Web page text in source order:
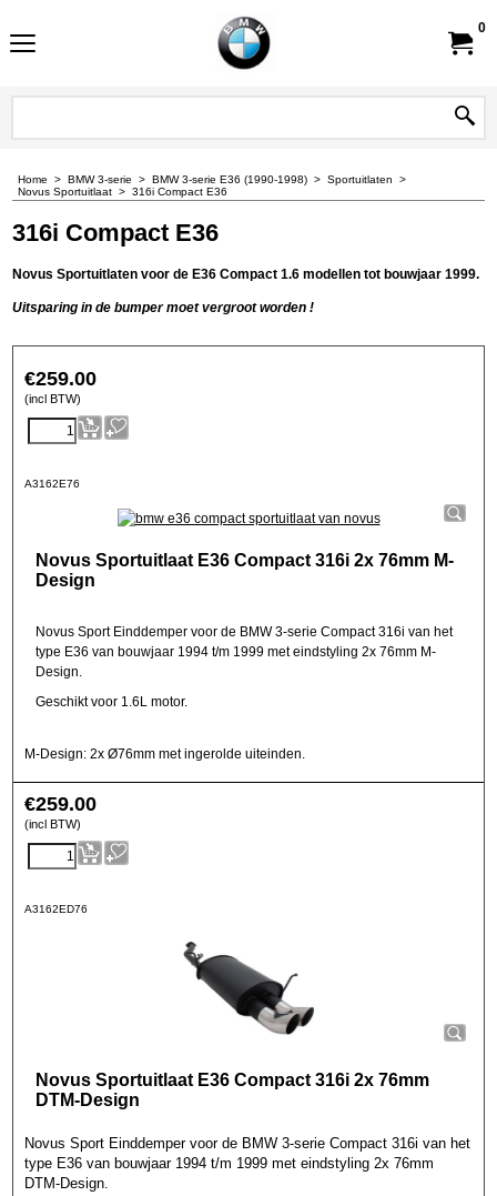
0
Home > BMW 3-serie > BMW 3-serie E36 (1990-1998) > Sportuitlaten >
Novus Sportuitlaat > 316i Compact E36
316i Compact E36
Novus Sportuitlaten voor de E36 Compact 1.6 modellen tot bouwjaar 1999.
Uitsparing in de bumper moet vergroot worden !
€259.00
(incl BTW)
A3162E76
Novus Sportuitlaat E36 Compact 316i 2x 76mm M-
Design
Novus Sport Einddemper voor de BMW 3-serie Compact 316i van het
type E36 van bouwjaar 1994 t/m 1999 met eindstyling 2x 76mm M-
Design.
Geschikt voor 1.6L motor.
M-Design: 2x Ø76mm met ingerolde uiteinden.
€259.00
(incl BTW)
A3162ED76
Novus Sportuitlaat E36 Compact 316i 2x 76mm
DTM-Design
Novus Sport Einddemper voor de BMW 3-serie Compact 316i van het
type E36 van bouwjaar 1994 t/m 1999 met eindstyling 2x 76mm
DTM-Design.